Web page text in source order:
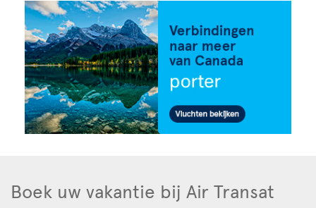
Boek uw vakantie bij Air Transat